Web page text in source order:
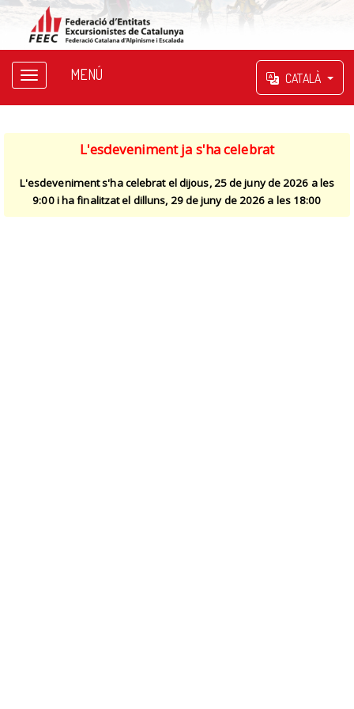
MENÚ CATALÀ
L'esdeveniment ja s'ha celebrat
L'esdeveniment s'ha celebrat el dijous, 25 de juny de 2026 a les
9:00 i ha finalitzat el dilluns, 29 de juny de 2026 a les 18:00